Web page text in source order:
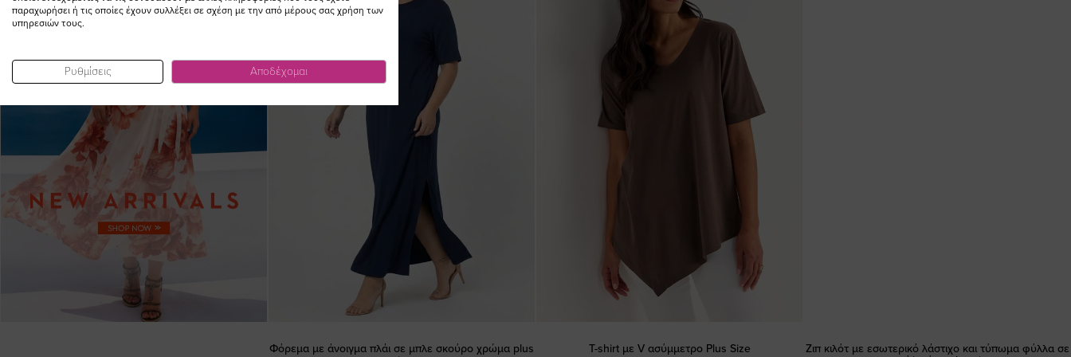
Φόρεμα με άνοιγμα πλάι σε μπλε σκούρο χρώμα plus
T-shirt με V ασύμμετρο Plus Size
Ζιπ κιλότ με εσωτερικό λάστιχο και τύπωμα φύλλα σε
παραχωρήσει ή τις οποίες έχουν συλλέξει σε σχέση με την από μέρους σας χρήση των
υπηρεσιών τους.
Ρυθμίσεις Αποδέχομαι